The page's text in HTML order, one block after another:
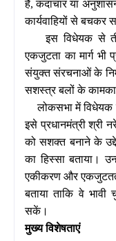
है,कदाचार या
कार्यवाहियों से बचकर
इस विधेयक से
एकजुटता का मार्ग
संयुक्त संरचनाओं के
सशस्त्र बलों के
लोकसभा में विधेयक
इसे प्रधानमंत्री श्री
को सशक्त बनाने के
का हिस्सा बताया।
एकीकरण और
बताया ताकि वे
सकें।
मुख्य विशेषताएं